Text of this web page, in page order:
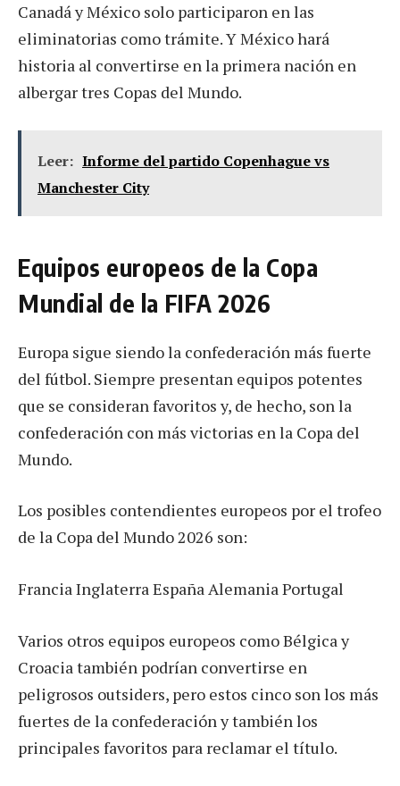
Canadá y México solo participaron en las
eliminatorias como trámite. Y México hará
historia al convertirse en la primera nación en
albergar tres Copas del Mundo.
Leer: Informe del partido Copenhague vs
Manchester City
Equipos europeos de la Copa
Mundial de la FIFA 2026
Europa sigue siendo la confederación más fuerte
del fútbol. Siempre presentan equipos potentes
que se consideran favoritos y, de hecho, son la
confederación con más victorias en la Copa del
Mundo.
Los posibles contendientes europeos por el trofeo
de la Copa del Mundo 2026 son:
Francia Inglaterra España Alemania Portugal
Varios otros equipos europeos como Bélgica y
Croacia también podrían convertirse en
peligrosos outsiders, pero estos cinco son los más
fuertes de la confederación y también los
principales favoritos para reclamar el título.